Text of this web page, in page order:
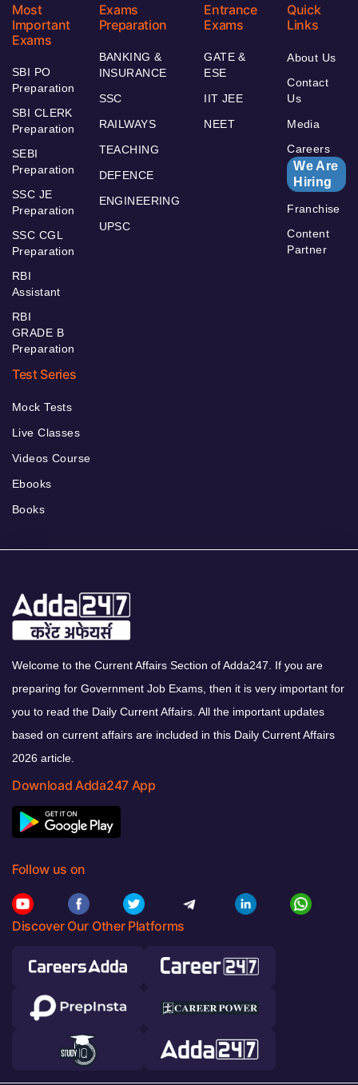
Most
Important
Exams
SBI PO
Preparation
SBI CLERK
Preparation
SEBI
Preparation
SSC JE
Preparation
SSC CGL
Preparation
RBI
Assistant
RBI
GRADE B
Preparation
Exams
Preparation
BANKING &
INSURANCE
SSC
RAILWAYS
TEACHING
DEFENCE
ENGINEERING
UPSC
Entrance
Exams
GATE &
ESE
IIT JEE
NEET
Quick
Links
About Us
Contact
Us
Media
Careers
We Are
Hiring
Franchise
Content
Partner
Test Series
Mock Tests
Live Classes
Videos Course
Ebooks
Books
Welcome to the Current Affairs Section of Adda247. If you are
preparing for Government Job Exams, then it is very important for
you to read the Daily Current Affairs. All the important updates
based on current affairs are included in this Daily Current Affairs
2026 article.
Download Adda247 App
Follow us on
Discover Our Other Platforms